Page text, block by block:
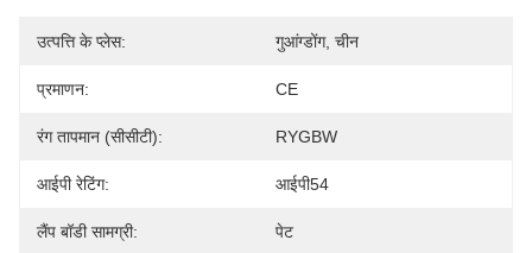
उत्पत्ति के प्लेस: गुआंग्डोंग, चीन
प्रमाणन: CE
रंग तापमान (सीसीटी): RYGBW
आईपी ​​रेटिंग: आईपी54
लैंप बॉडी सामग्री: पेट